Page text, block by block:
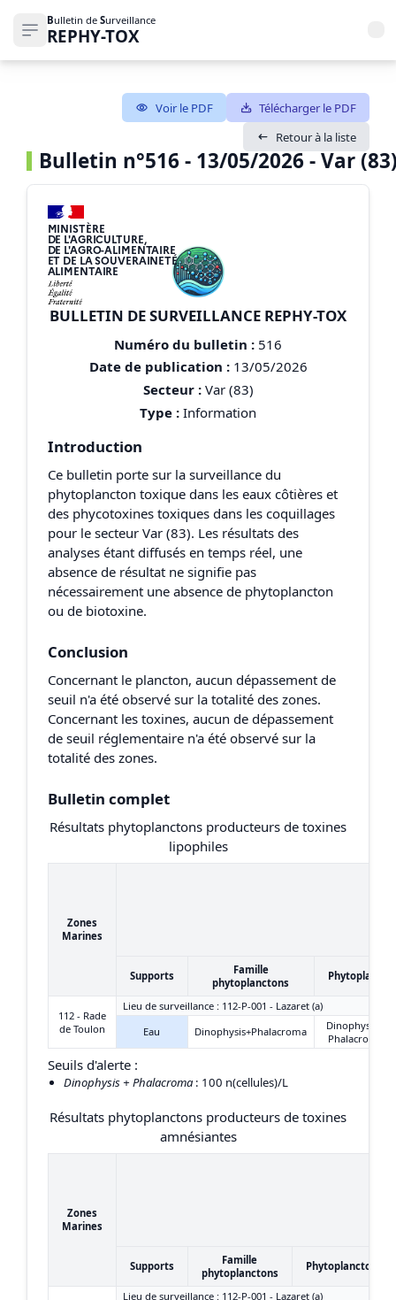
Ouvrir le menu de navigation
Bulletin de Surveillance
REPHY-TOX
Bulletin n°516 - 13/05/2026 - Var
Voir le PDF
Télécharger le PDF
Retour à la liste
MINISTÈRE
DE L'AGRICULTURE,
DE L'AGRO-ALIMENTAIRE
ET DE LA SOUVERAINETÉ
ALIMENTAIRE
BULLETIN DE SURVEILLANCE REPHY-TOX
Numéro du bulletin : 516
Date de publication :13/05/2026
Secteur :Var (83)
Type : Information
Introduction
Ce bulletin porte sur la surveillance du
phytoplancton toxique dans les eaux côtières et
des phycotoxines toxiques dans les coquillages
pour le secteur Var (83). Les résultats des
analyses étant diffusés en temps réel, une
absence de résultat ne signifie pas
nécessairement une absence de phytoplancton
ou de biotoxine.
Conclusion
Concernant le plancton, aucun dépassement de
seuil n'a été observé sur la totalité des zones.
Concernant les toxines, aucun de dépassement
de seuil réglementaire n'a été observé sur la
totalité des zones.
Bulletin complet
Résultats phytoplanctons producteurs de toxines
lipophiles
Zones
Marines
Supports
Famille
phytoplanctons
112 - Rade
de Toulon
Lieu de surveillance : 112-P-001 - Lazaret (a)
Eau
Dinophysis+Phalacroma
Dinophysis +
Phalacroma
Seuils d'alerte :
Dinophysis + Phalacroma : 100 n(cellules)/L
Résultats phytoplanctons producteurs de toxines
amnésiantes
Zones
Marines
Supports
Famille
phytoplanctons
Phytoplanctons
Lieu de surveillance : 112-P-001 - Lazaret (a)